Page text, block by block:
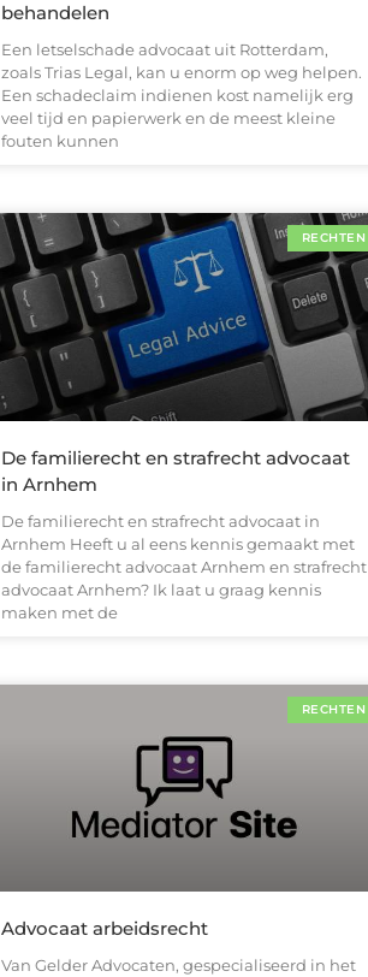
behandelen
Een letselschade advocaat uit Rotterdam,
zoals Trias Legal, kan u enorm op weg helpen.
Een schadeclaim indienen kost namelijk erg
veel tijd en papierwerk en de meest kleine
fouten kunnen
RECHTEN
De familierecht en strafrecht advocaat
in Arnhem
De familierecht en strafrecht advocaat in
Arnhem Heeft u al eens kennis gemaakt met
de familierecht advocaat Arnhem en strafrecht
advocaat Arnhem? Ik laat u graag kennis
maken met de
RECHTEN
Advocaat arbeidsrecht
Van Gelder Advocaten, gespecialiseerd in het